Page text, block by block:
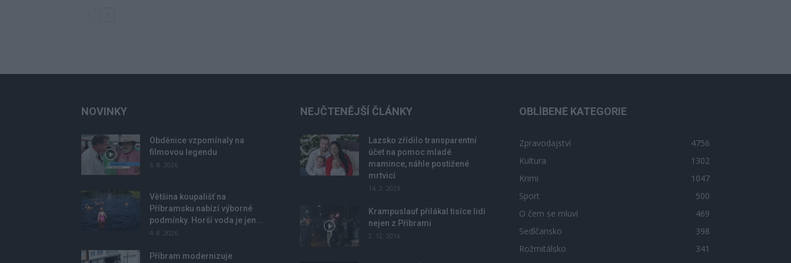
NOVINKY
Obděnice vzpomínaly na
filmovou legendu
6. 8. 2026
Většina koupališť na
Příbramsku nabízí výborné
podmínky. Horší voda je jen...
4. 8. 2026
Příbram modernizuje
NEJČTENĚJŠÍ ČLÁNKY
Lazsko zřídilo transparentní
účet na pomoc mladé
mamince, náhle postižené
mrtvicí
14. 2. 2023
Krampuslauf přilákal tisíce lidí
nejen z Příbrami
2. 12. 2016
OBLÍBENÉ KATEGORIE
Zpravodajství
4756
Kultura
1302
Krimi
1047
Sport
500
O čem se mluví
469
Sedlčansko
398
Rožmitálsko
341